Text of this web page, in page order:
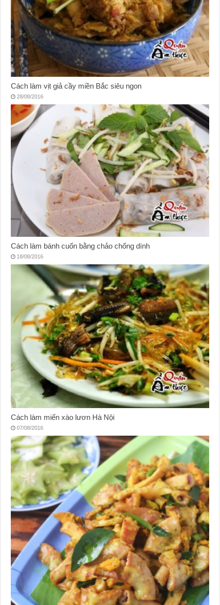
Cách làm vịt giả cầy miền Bắc siêu ngon
28/08/2016
Cách làm bánh cuốn bằng chảo chống dính
18/08/2016
Cách làm miến xào lươn Hà Nội
07/08/2016